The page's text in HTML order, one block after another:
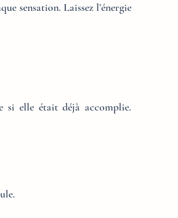
sensation. Laissez l’énergie
si elle était déjà accomplie.